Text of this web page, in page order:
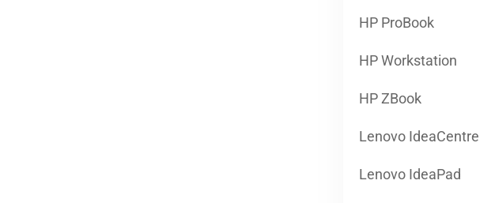
HP ProBook
HP Workstation
HP ZBook
Lenovo IdeaCentre
Lenovo IdeaPad